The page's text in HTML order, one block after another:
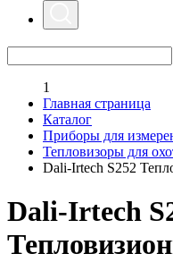
1
Главная страница
Каталог
Приборы для
Тепловизоры для
Dali-Irtech S252
Dali-Irtech